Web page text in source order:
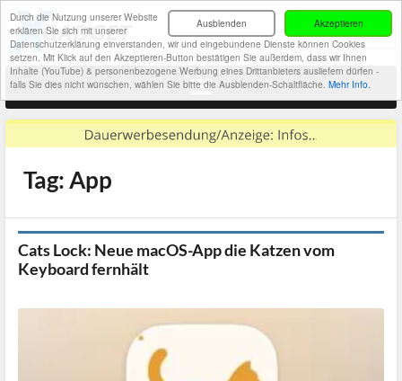
Akzeptieren
Ausblenden
Durch die Nutzung unserer Website
erklären Sie sich mit unserer
Datenschutzerklärung einverstanden, wir und eingebundene Dienste können Cookies
setzen. Mit Klick auf den Akzeptieren-Button bestätigen Sie außerdem, dass wir Ihnen
Inhalte (YouTube) & personenbezogene Werbung eines Drittanbieters ausliefern dürfen -
falls Sie dies nicht wünschen, wählen Sie bitte die Ausblenden-Schaltfläche. Mehr Info.
Tag: App
Cats Lock: Neue macOS-App die Katzen vom
Keyboard fernhält